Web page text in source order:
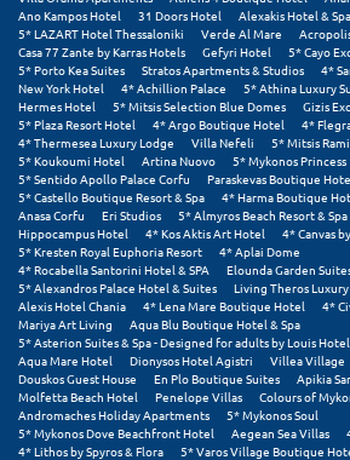
Ναυπακτία
Ναύπλιο
Νέα Μάκρη
Νέα Στύρα Εύβοιας
Νέοι Πόροι Πιερίας
Ξ
Ξυλόκαστρο
Ο
Ορεινή Αρκαδία
Ano Kampos Hotel
31 Doors Hotel Alexakis Hotel & Spa
5* LAZART Hotel Thessaloniki
Verde Al Mare
Casa 77 Zante by Karras Hotels
Gefyri Hotel
5* Cayo
5* Porto Kea Suites
Stratos Apartments & Studios
4*
New York Hotel
4* Achillion Palace 5* Athina Luxury
Hermes Hotel
5* Mitsis Selection Blue Domes
Gizis
5* Plaza Resort Hotel
4* Argo Boutique Hotel
4*
4* Thermesea Luxury Lodge
Villa Nefeli
5* Mitsis
5* Koukoumi Hotel
Artina Nuovo
5* Mykonos Princess
5* Sentido Apollo Palace Corfu
Paraskevas Boutique
5* Castello Boutique Resort & Spa
4* Harma Boutique
Anasa Corfu
Eri Studios 5* Almyros Beach Resort & Spa
Hippocampus Hotel
4* Kos Aktis Art Hotel
4* Canvas
5* Kresten Royal Euphoria Resort
4* Aplai Dome
4* Rocabella Santorini Hotel & SPA
Elounda Garden
5* Alexandros Palace Hotel & Suites
Living Theros
Alexis Hotel Chania
4* Lena Mare Boutique Hotel
4*
Mariya Art Living
Aqua Blu Boutique Hotel & Spa
5* Asterion Suites & Spa - Designed for adults by Louis
Aqua Mare Hotel
Dionysos Hotel Agistri Villea Village
Douskos Guest House
En Plo Boutique Suites
Apikia
Molfetta Beach Hotel
Penelope Villas
Colours of
Andromaches Holiday Apartments
5* Mykonos Soul
5* Mykonos Dove Beachfront Hotel
Aegean Sea Villas
4* Lithos by Spyros & Flora
5* Varos Village Boutique